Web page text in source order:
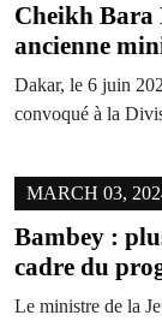
Cheikh Bara
ancienne
Dakar, le 6 juin
convoqué à la
MARCH 03,
Bambey :
cadre du
Le ministre de la